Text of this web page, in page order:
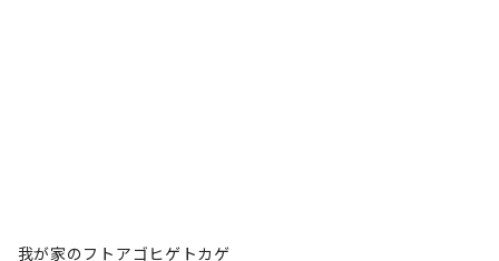
我が家のフトアゴヒゲトカゲ